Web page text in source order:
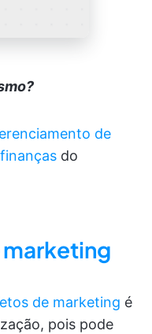
de
do
de marketing é
pois pode